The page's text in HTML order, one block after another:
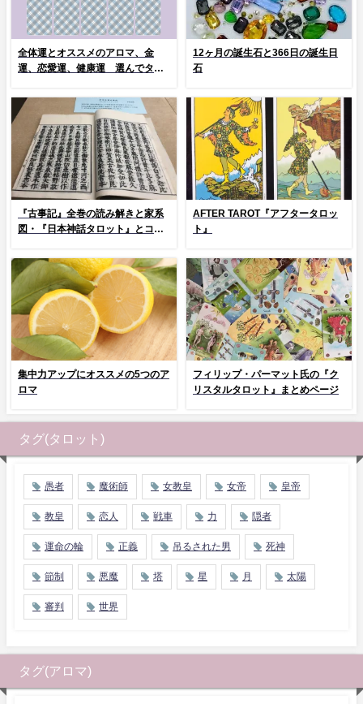
全体運とオススメのアロマ、金
運、恋愛運、健康運 選んでタッ
12ヶ月の誕生石と366日の誕生日
石
『古事記』全巻の読み解きと家系
図・『日本神話タロット』とコラ
AFTER TAROT『アフタータロッ
ト』
集中力アップにオススメの5つのア
ロマ
フィリップ・パーマット氏の『ク
リスタルタロット』まとめページ
タグ(タロット)
愚者 魔術師 女教皇 女帝 皇帝
教皇 恋人 戦車 力 隠者
運命の輪 正義 吊るされた男 死神
節制 悪魔 塔 星 月 太陽
審判 世界
タグ(アロマ)